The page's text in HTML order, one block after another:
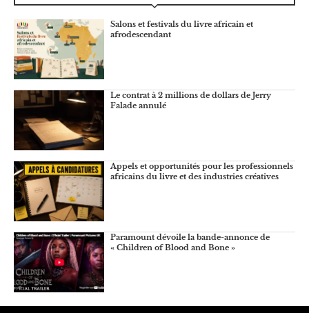
Salons et festivals du livre africain et
afrodescendant
Le contrat à 2 millions de dollars de Jerry
Falade annulé
Appels et opportunités pour les professionnels
africains du livre et des industries créatives
Paramount dévoile la bande-annonce de
« Children of Blood and Bone »